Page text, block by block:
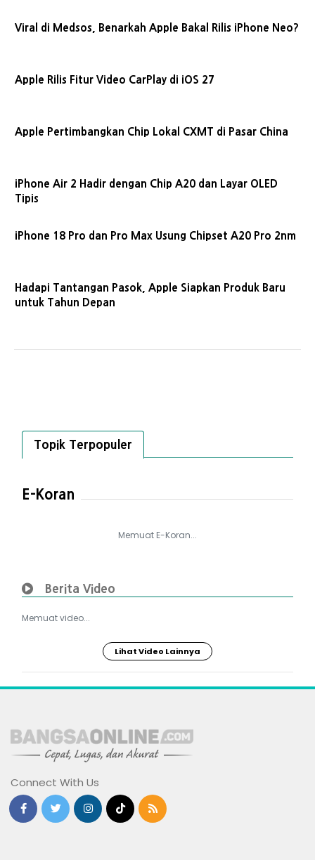
Viral di Medsos, Benarkah Apple Bakal Rilis iPhone Neo?
Apple Rilis Fitur Video CarPlay di iOS 27
Apple Pertimbangkan Chip Lokal CXMT di Pasar China
iPhone Air 2 Hadir dengan Chip A20 dan Layar OLED
Tipis
iPhone 18 Pro dan Pro Max Usung Chipset A20 Pro 2nm
Hadapi Tantangan Pasok, Apple Siapkan Produk Baru
untuk Tahun Depan
Topik Terpopuler
E-Koran
Memuat E-Koran...
Berita Video
Memuat video...
Lihat Video Lainnya
Connect With Us